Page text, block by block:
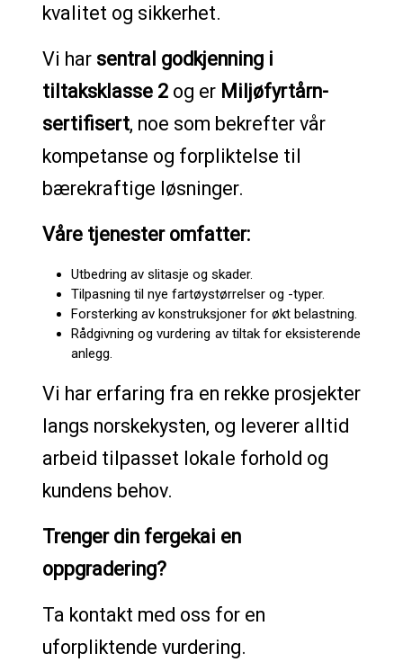
kvalitet og sikkerhet.
Vi har sentral godkjenning i
tiltaksklasse 2 og er Miljøfyrtårn-
sertifisert, noe som bekrefter vår
kompetanse og forpliktelse til
bærekraftige løsninger.
Våre tjenester omfatter:
Utbedring av slitasje og skader.
Tilpasning til nye fartøystørrelser og -typer.
Forsterking av konstruksjoner for økt belastning.
Rådgivning og vurdering av tiltak for eksisterende
anlegg.
Vi har erfaring fra en rekke prosjekter
langs norskekysten, og leverer alltid
arbeid tilpasset lokale forhold og
kundens behov.
Trenger din fergekai en
oppgradering?
Ta kontakt med oss for en
uforpliktende vurdering.